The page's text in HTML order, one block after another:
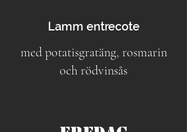
Lamm entrecote
med potatisgratäng, rosmarin
och rödvinsås